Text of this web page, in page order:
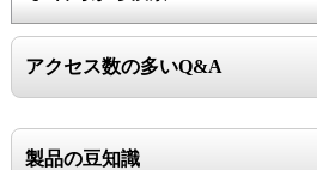
アクセス数の多いQ&A
製品の豆知識